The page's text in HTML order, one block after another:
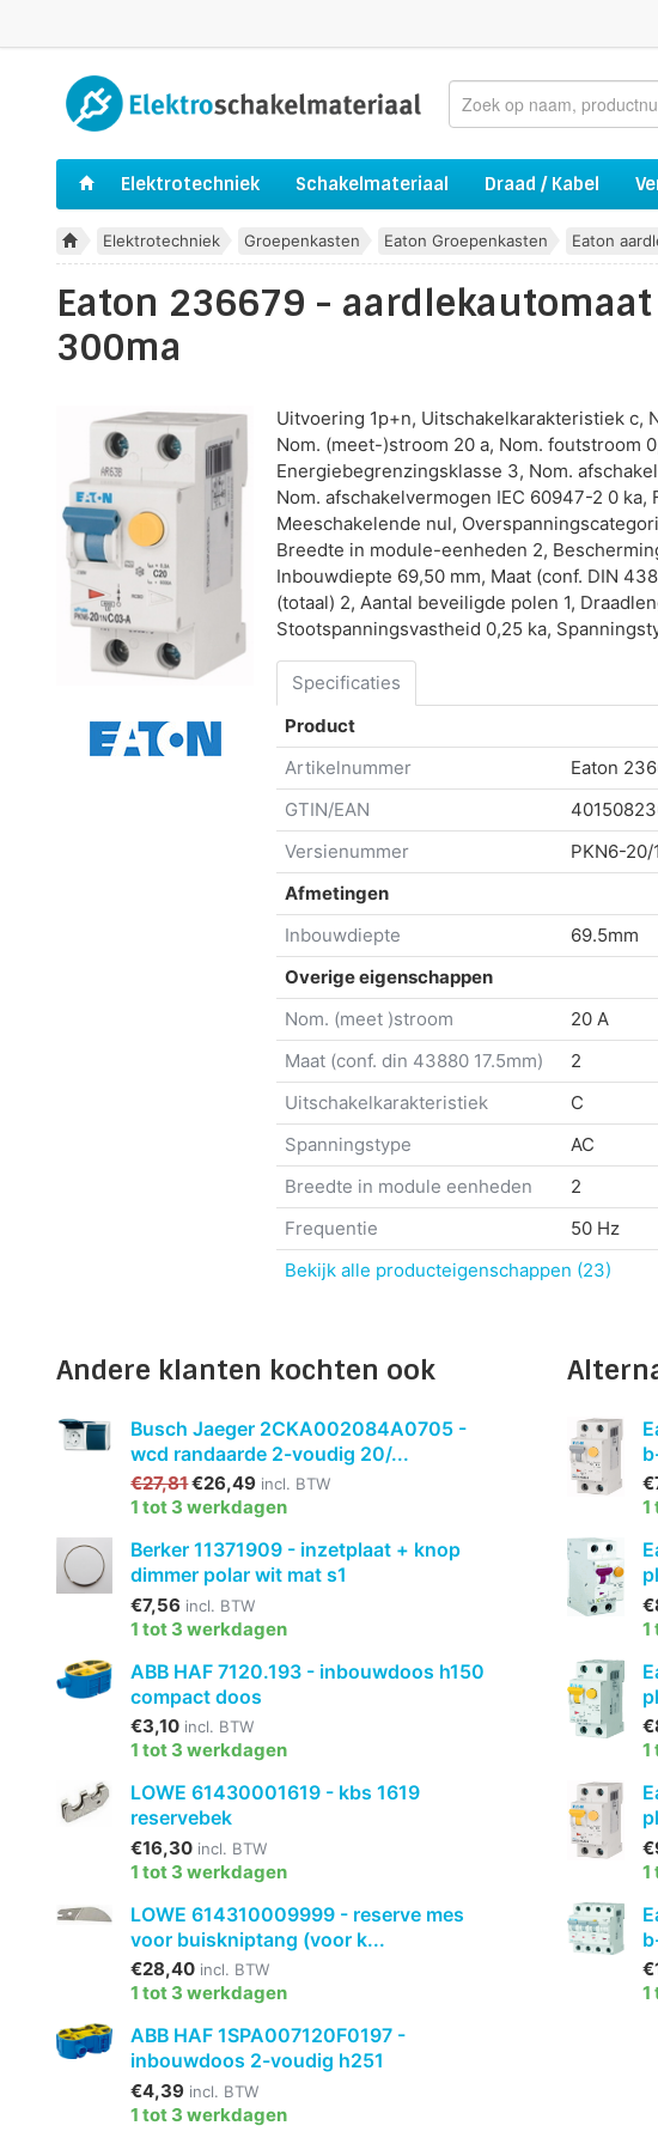
Elektrotechniek Schakelmateriaal Draad / Kabel
Elektrotechniek Groepenkasten Eaton Groepenkasten Eaton
Eaton 236679 -
300ma
Uitvoering 1p+n, Uitschakelkarakteristiek c,
Nom. (meet-)stroom 20 a, Nom. foutstroom
Energiebegrenzingsklasse 3, Nom.
Nom. afschakelvermogen IEC 60947-2 0 ka,
Meeschakelende nul,
Breedte in module-eenheden 2,
Inbouwdiepte 69,50 mm, Maat (conf. DIN
(totaal) 2, Aantal beveiligde polen 1,
Stootspanningsvastheid 0,25 ka,
Specificaties
Product
Artikelnummer
Eaton
GTIN/EAN
Versienummer
PKN6-
Afmetingen
Inbouwdiepte
69.5mm
Overige eigenschappen
Nom. (meet )stroom
20 A
Maat (conf. din 43880 17.5mm)
2
Uitschakelkarakteristiek
C
Spanningstype
AC
Breedte in module eenheden
2
Frequentie
50 Hz
Bekijk alle producteigenschappen (23)
Andere klanten kochten ook
Busch Jaeger 2CKA002084A0705 -
wcd randaarde 2-voudig 20/...
€27,81€26,49 incl. BTW
1 tot 3 werkdagen
Berker 11371909 - inzetplaat + knop
dimmer polar wit mat s1
€7,56 incl. BTW
1 tot 3 werkdagen
ABB HAF 7120.193 - inbouwdoos h150
compact doos
€3,10 incl. BTW
1 tot 3 werkdagen
LOWE 61430001619 - kbs 1619
reservebek
€16,30 incl. BTW
1 tot 3 werkdagen
LOWE 614310009999 - reserve mes
voor buiskniptang (voor k...
€28,40 incl. BTW
1 tot 3 werkdagen
ABB HAF 1SPA007120F0197 -
inbouwdoos 2-voudig h251
€4,39 incl. BTW
1 tot 3 werkdagen
1
1
1
1
1